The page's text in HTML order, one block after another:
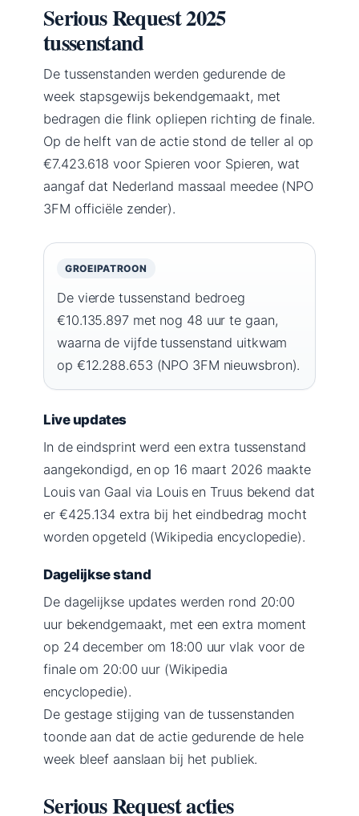
Serious Request 2025
tussenstand
De tussenstanden werden gedurende de
week stapsgewijs bekendgemaakt, met
bedragen die flink opliepen richting de finale.
Op de helft van de actie stond de teller al op
€7.423.618 voor Spieren voor Spieren, wat
aangaf dat Nederland massaal meedee (NPO
3FM officiële zender).
GROEIPATROON
De vierde tussenstand bedroeg
€10.135.897 met nog 48 uur te gaan,
waarna de vijfde tussenstand uitkwam
op €12.288.653 (NPO 3FM nieuwsbron).
Live updates
In de eindsprint werd een extra tussenstand
aangekondigd, en op 16 maart 2026 maakte
Louis van Gaal via Louis en Truus bekend dat
er €425.134 extra bij het eindbedrag mocht
worden opgeteld (Wikipedia encyclopedie).
Dagelijkse stand
De dagelijkse updates werden rond 20:00
uur bekendgemaakt, met een extra moment
op 24 december om 18:00 uur vlak voor de
finale om 20:00 uur (Wikipedia
encyclopedie).
De gestage stijging van de tussenstanden
toonde aan dat de actie gedurende de hele
week bleef aanslaan bij het publiek.
Serious Request acties